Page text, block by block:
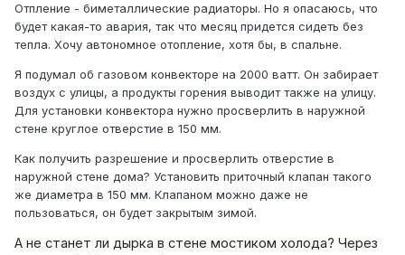
Отпление - биметаллические радиаторы. Но я опасаюсь, что
будет какая-то авария, так что месяц придется сидеть без
тепла. Хочу автономное отопление, хотя бы, в спальне.
Я подумал об газовом конвекторе на 2000 ватт. Он забирает
воздух с улицы, а продукты горения выводит также на улицу.
Для установки конвектора нужно просверлить в наружной
стене круглое отверстие в 150 мм.
Как получить разрешение и просверлить отверстие в
наружной стене дома? Установить приточный клапан такого
же диаметра в 150 мм. Клапаном можно даже не
пользоваться, он будет закрытым зимой.
А не станет ли дырка в стене мостиком холода? Через